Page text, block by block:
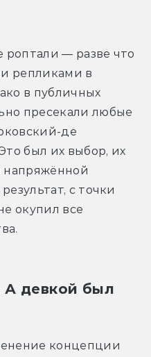
роптали — разве что
репликами в
в публичных
пресекали любые
де
был их выбор, их
напряжённой
с точки
окупил все
А девкой был
концепции